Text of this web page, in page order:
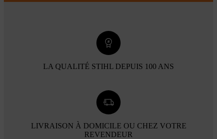
LA QUALITÉ STIHL DEPUIS 100 ANS
LIVRAISON À DOMICILE OU CHEZ VOTRE
REVENDEUR